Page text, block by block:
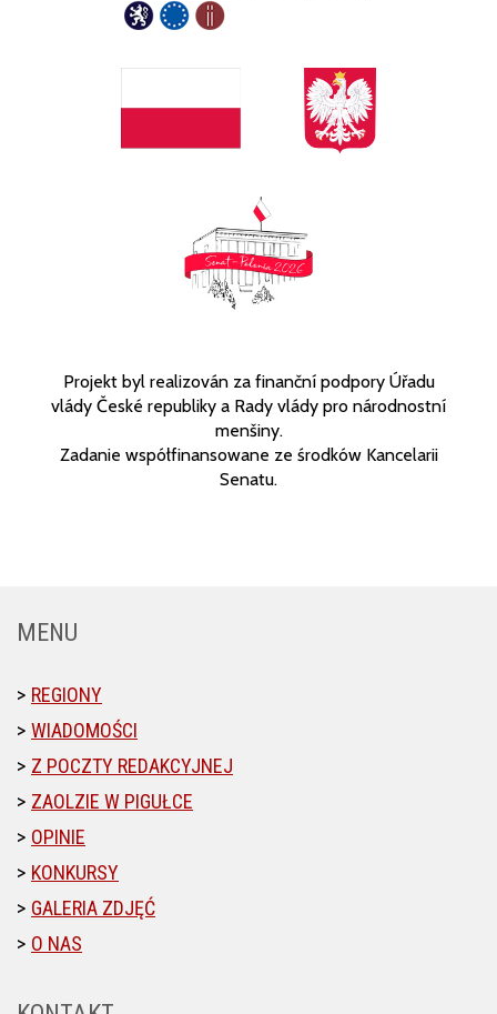
Projekt byl realizován za finanční podpory Úřadu
vlády České republiky a Rady vlády pro národnostní
menšiny.
Zadanie współfinansowane ze środków Kancelarii
Senatu.
MENU
REGIONY
WIADOMOŚCI
Z POCZTY REDAKCYJNEJ
ZAOLZIE W PIGUŁCE
OPINIE
KONKURSY
GALERIA ZDJĘĆ
O NAS